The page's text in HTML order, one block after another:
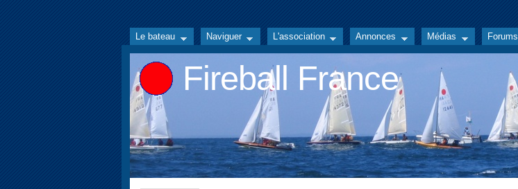
Le bateau Naviguer L'association Annonces Médias Forums
Fireball France